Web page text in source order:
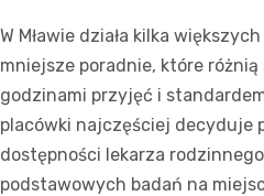
W Mławie działa kilka większych
mniejsze poradnie, które różnią
godzinami przyjęć i
placówki najczęściej decyduje
dostępności lekarza
podstawowych badań na